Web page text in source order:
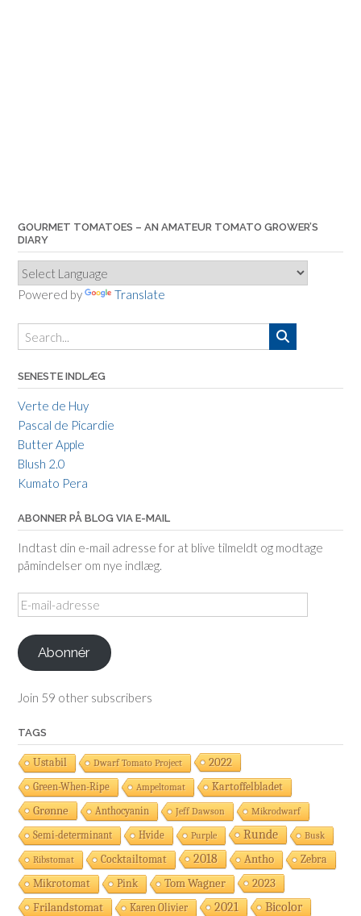
GOURMET TOMATOES – AN AMATEUR TOMATO GROWER’S
DIARY
Powered by Translate
SENESTE INDLÆG
Verte de Huy
Pascal de Picardie
Butter Apple
Blush 2.0
Kumato Pera
ABONNER PÅ BLOG VIA E-MAIL
Indtast din e-mail adresse for at blive tilmeldt og modtage
påmindelser om nye indlæg.
E-
mail-
adresse
Abonnér
Join 59 other subscribers
TAGS
Ustabil Dwarf Tomato Project 2022
Green-When-Ripe Ampeltomat Kartoffelbladet
Grønne Anthocyanin Jeff Dawson Mikrodwarf
Semi-determinant Hvide Purple Runde Busk
Ribstomat Cocktailtomat 2018 Antho
Zebra
Mikrotomat
Pink Tom Wagner
2023
Frilandstomat
Karen Olivier 2021 Bicolor